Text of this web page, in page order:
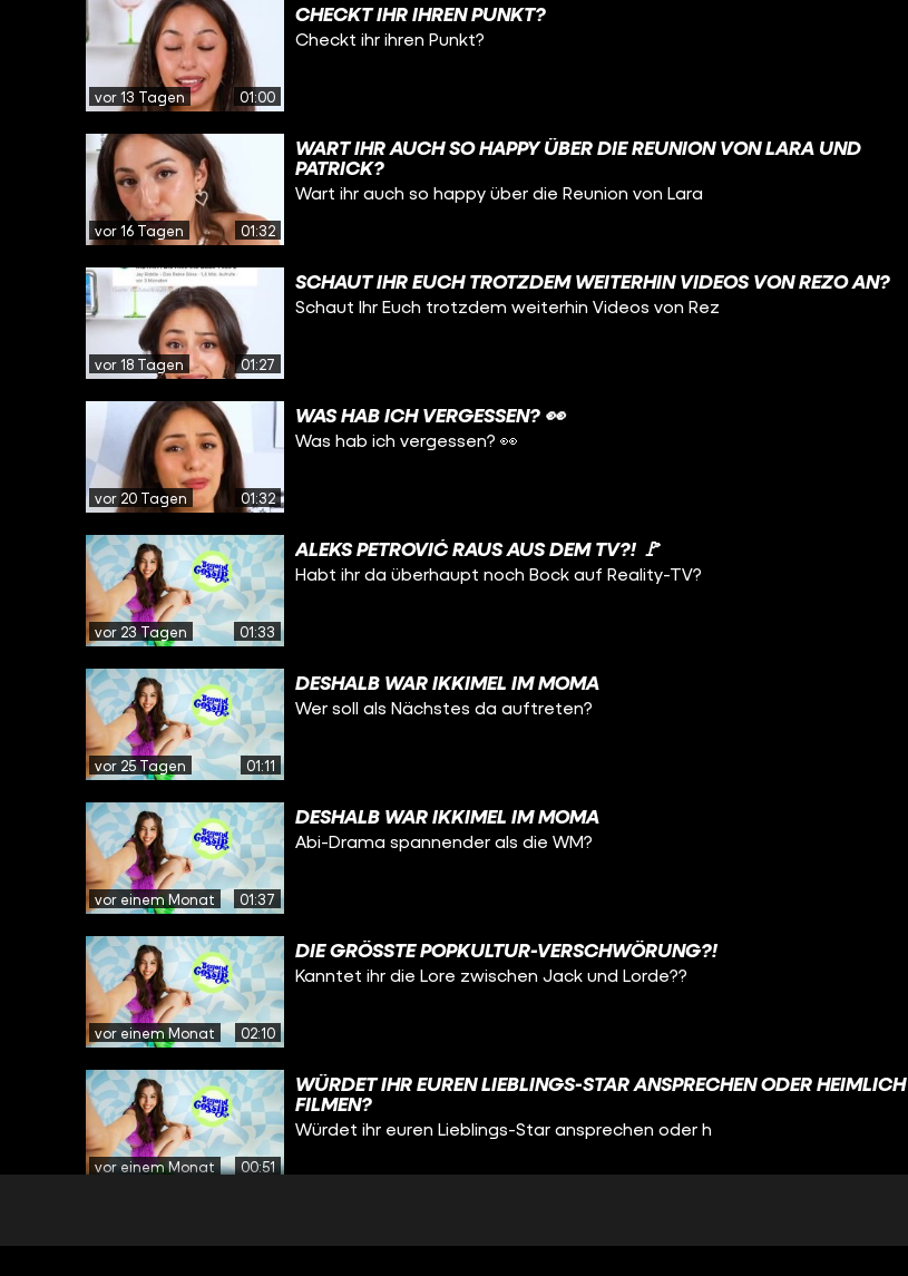
vor 13 Tagen 01:00
CHECKT IHR IHREN PUNKT?
Checkt ihr ihren Punkt?
vor 16 Tagen 01:32
WART IHR AUCH SO HAPPY ÜBER DIE REUNION VON LARA UND
PATRICK?
Wart ihr auch so happy über die Reunion von Lara
vor 18 Tagen 01:27
SCHAUT IHR EUCH TROTZDEM WEITERHIN VIDEOS VON REZO AN?
Schaut Ihr Euch trotzdem weiterhin Videos von Rez
vor 20 Tagen 01:32
WAS HAB ICH VERGESSEN? 👀
Was hab ich vergessen? 👀
vor 23 Tagen 01:33
ALEKS PETROVIĆ RAUS AUS DEM TV?! 🚩
Habt ihr da überhaupt noch Bock auf Reality-TV?
vor 25 Tagen 01:11
DESHALB WAR IKKIMEL IM MOMA
Wer soll als Nächstes da auftreten?
vor einem Monat 01:37
DESHALB WAR IKKIMEL IM MOMA
Abi-Drama spannender als die WM?
vor einem Monat 02:10
DIE GRÖSSTE POPKULTUR-VERSCHWÖRUNG?!
Kanntet ihr die Lore zwischen Jack und Lorde??
vor einem Monat 00:51
WÜRDET IHR EUREN LIEBLINGS-STAR ANSPRECHEN ODER HEIMLICH
FILMEN?
Würdet ihr euren Lieblings-Star ansprechen oder h
Könnt ihr glauben, dass Taylor verheiratet ist?!